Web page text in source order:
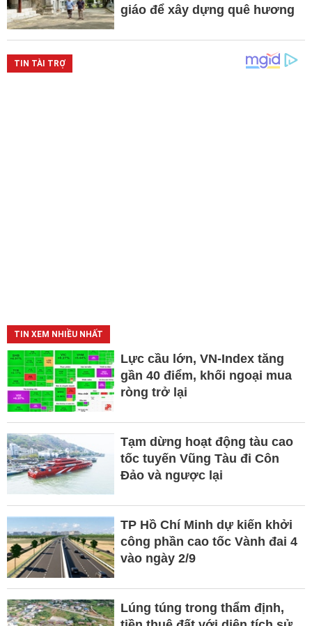
giáo để xây dựng quê hương
TIN XEM NHIỀU NHẤT
Lực cầu lớn, VN-Index tăng
gần 40 điểm, khối ngoại mua
ròng trở lại
Tạm dừng hoạt động tàu cao
tốc tuyến Vũng Tàu đi Côn
Đảo và ngược lại
TP Hồ Chí Minh dự kiến khởi
công phần cao tốc Vành đai 4
vào ngày 2/9
Lúng túng trong thẩm định,